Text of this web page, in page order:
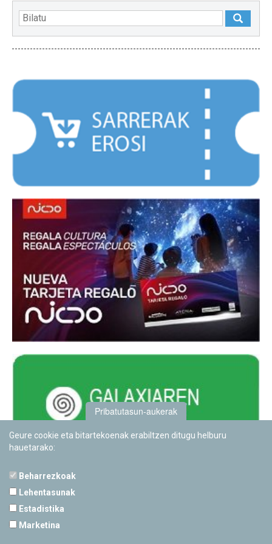
Pribatutasun-aukerak
Geure cookie eta bitartekoenak erabiltzen ditugu helburu
hauetarako:
Beharrezkoak
Lehentasunak
Estadistika
Marketina